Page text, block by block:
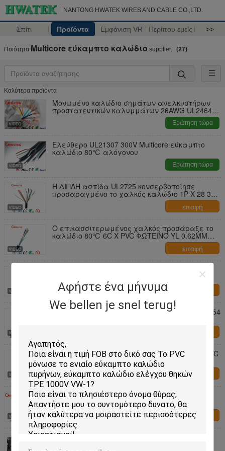
NANTONG HWATEK WIRES AND CABLE CO.,LTD.
Σπίτι Προϊόντα Εμφάνιση VR Περίπου εμείς >>
Αφήστε ένα μήνυμα
We bellen je snel terug!
Ποιότητα Multicore εύκαμπτο καλώδιο supplier. (27)
Καλύτερα προϊόντα
Μονωμένο καλώδιο σημάτων ανελκυστήρων
προστατευτικών καλυμμάτων 26AWG UL2464
Ερώτηση τώρα
Ελεύθερο UL21307 300V Multicore εύκαμπτο
καλώδιο 80℃ αλόγονου
Ερώτηση τώρα
Η ΔΙΠΛΗ ασπίδα UL2725 κονσερβοποίησε
προσαραγμένο το χαλκός καλώδιο 1P Χ 28 30V
επαφή
Ο επικασσιτερωμένος χαλκός προσάραξε το
καλώδιο 80℃ 6C Χ PVC ΦΩΤΕΙΝΌ YL 0.62MM
επαφή
MULTICORE ΚΑΛΏΔΙΟ 4CX26AWG PVC BK UL2854
Multicore καλώδιο 5Px24AWG+8Cx24AWG+W PVC
UL2095 300V UNSHLD
επαφή
Εύκαμπτα καλώδια και καλώδια UL2461 3C
AWG20 με τον επικασσιτερωμένο ή γυμνό
αγωγό χαλκού
επαφή
FT2 θηκών PVC Multicore εύκαμπτο καλώδιο